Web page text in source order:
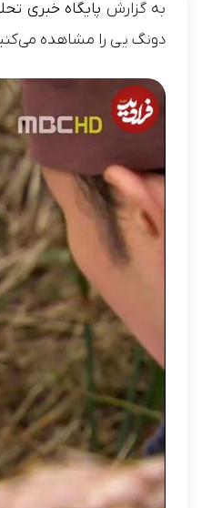
به گزارش پایگاه خبری
دونگ یی را مشاهده